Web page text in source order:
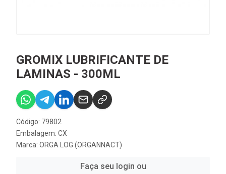
GROMIX LUBRIFICANTE DE
LAMINAS - 300ML
Código: 79802
Embalagem: CX
Marca: ORGA LOG (ORGANNACT)
Faça seu login ou